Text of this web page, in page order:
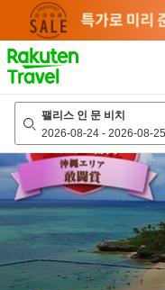
page
팰리스 인 문 비치
2026-08-24 - 2026-08-25